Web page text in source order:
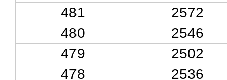
481
2572
480
2546
479
2502
478
2536